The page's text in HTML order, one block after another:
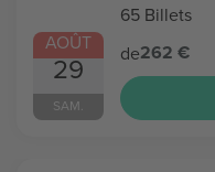
AOÛT
29
SAM.
65 Billets
de262 €